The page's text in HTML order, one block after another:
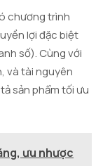
chương trình
lợi đặc biệt
số). Cùng với
và tài nguyên
sản phẩm tối ưu
ưu nhược